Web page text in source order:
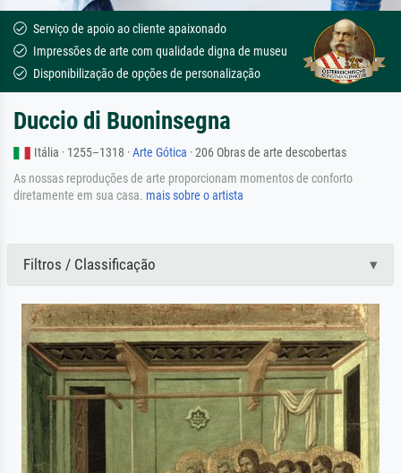
Serviço de apoio ao cliente apaixonado
Impressões de arte com qualidade digna de museu
Disponibilização de opções de personalização
Duccio di Buoninsegna
Itália · 1255–1318 ·Arte Gótica · 206 Obras de arte descobertas
As nossas reproduções de arte proporcionam momentos de conforto
diretamente em sua casa. mais sobre o artista
Filtros / Classificação